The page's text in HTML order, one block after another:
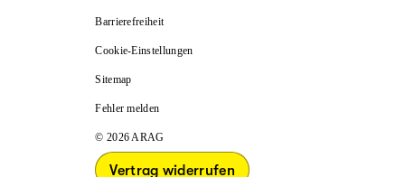
Barrierefreiheit
Cookie-Einstellungen
Sitemap
Fehler melden
© 2026 ARAG
Vertrag widerrufen